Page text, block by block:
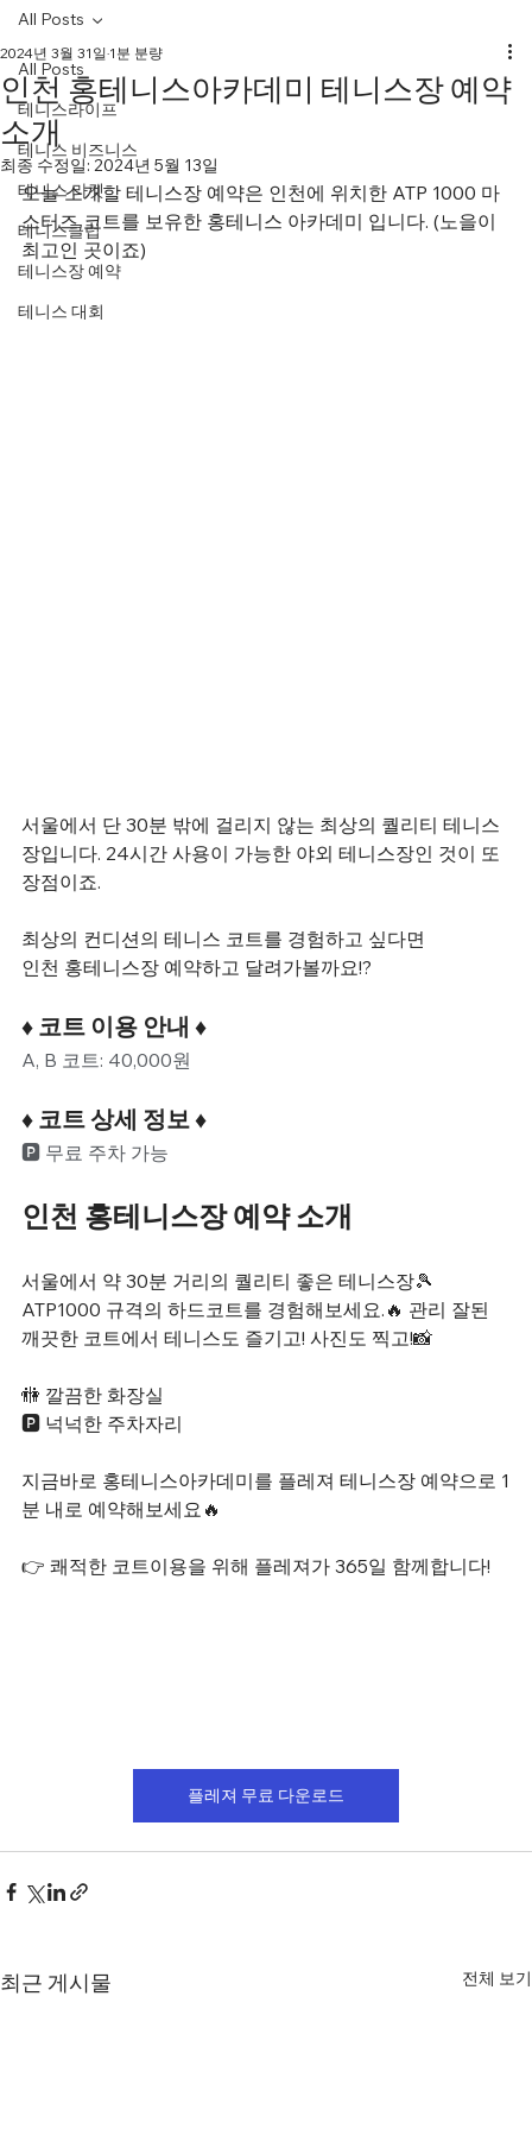
All Posts
테니스라이프
테니스 비즈니스
테니스 라켓
테니스클럽
테니스장 예약
테니스 대회
All Posts
인천 홍테니스아카데미 테니스장 예약
소개
2024년 3월 31일 1분 분량
최종 수정일: 2024년 5월 13일
오늘 소개할 테니스장 예약은 인천에 위치한 ATP 1000 마
스터즈 코트를 보유한 홍테니스 아카데미 입니다. (노을이
최고인 곳이죠)
서울에서 단 30분 밖에 걸리지 않는 최상의 퀄리티 테니스
장입니다. 24시간 사용이 가능한 야외 테니스장인 것이 또
장점이죠.
최상의 컨디션의 테니스 코트를 경험하고 싶다면
인천 홍테니스장 예약하고 달려가볼까요!?
♦️ 코트 이용 안내 ♦️
A, B 코트: 40,000원
♦️ 코트 상세 정보 ♦️
🅿️ 무료 주차 가능
인천 홍테니스장 예약 소개
서울에서 약 30분 거리의 퀄리티 좋은 테니스장🎾
ATP1000 규격의 하드코트를 경험해보세요.🔥 관리 잘된
깨끗한 코트에서 테니스도 즐기고! 사진도 찍고!📸
🚻 깔끔한 화장실
🅿️ 넉넉한 주차자리
지금바로 홍테니스아카데미를 플레져 테니스장 예약으로 1
분 내로 예약해보세요🔥
👉 쾌적한 코트이용을 위해 플레져가 365일 함께합니다!
플레져 무료 다운로드
최근 게시물 전체 보기